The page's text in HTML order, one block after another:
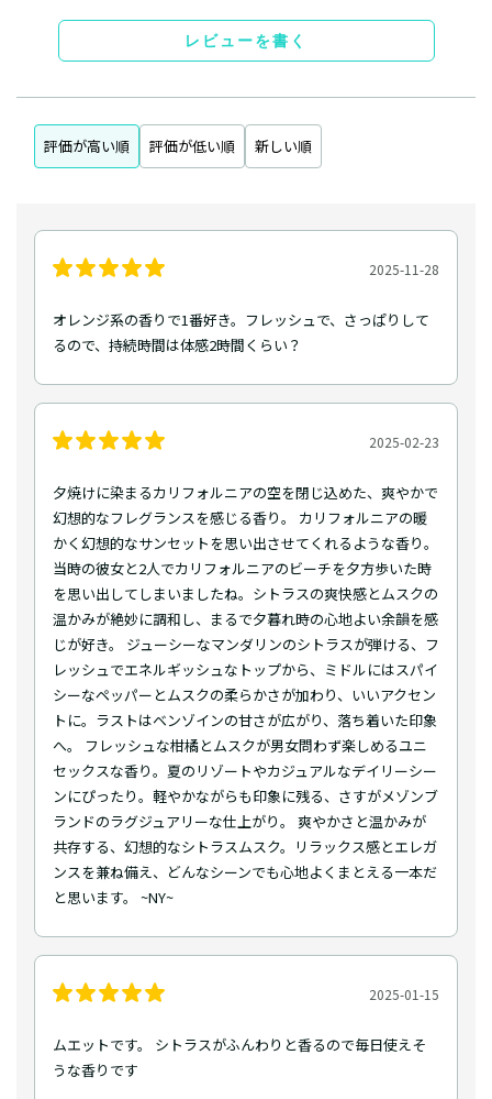
レビューを書く
評価が高い順 評価が低い順 新しい順
2025-11-28
オレンジ系の香りで1番好き。フレッシュで、さっぱりして
るので、持続時間は体感2時間くらい？
2025-02-23
夕焼けに染まるカリフォルニアの空を閉じ込めた、爽やかで
幻想的なフレグランスを感じる香り。 カリフォルニアの暖
かく幻想的なサンセットを思い出させてくれるような香り。
当時の彼女と2人でカリフォルニアのビーチを夕方歩いた時
を思い出してしまいましたね。シトラスの爽快感とムスクの
温かみが絶妙に調和し、まるで夕暮れ時の心地よい余韻を感
じが好き。 ジューシーなマンダリンのシトラスが弾ける、フ
レッシュでエネルギッシュなトップから、ミドルにはスパイ
シーなペッパーとムスクの柔らかさが加わり、いいアクセン
トに。ラストはベンゾインの甘さが広がり、落ち着いた印象
へ。 フレッシュな柑橘とムスクが男女問わず楽しめるユニ
セックスな香り。夏のリゾートやカジュアルなデイリーシー
ンにぴったり。軽やかながらも印象に残る、さすがメゾンブ
ランドのラグジュアリーな仕上がり。 爽やかさと温かみが
共存する、幻想的なシトラスムスク。リラックス感とエレガ
ンスを兼ね備え、どんなシーンでも心地よくまとえる一本だ
と思います。 ~NY~
2025-01-15
ムエットです。 シトラスがふんわりと香るので毎日使えそ
うな香りです